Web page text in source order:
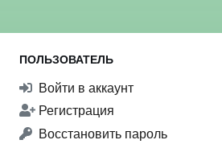
ПОЛЬЗОВАТЕЛЬ
Войти в аккаунт
Регистрация
Восстановить пароль